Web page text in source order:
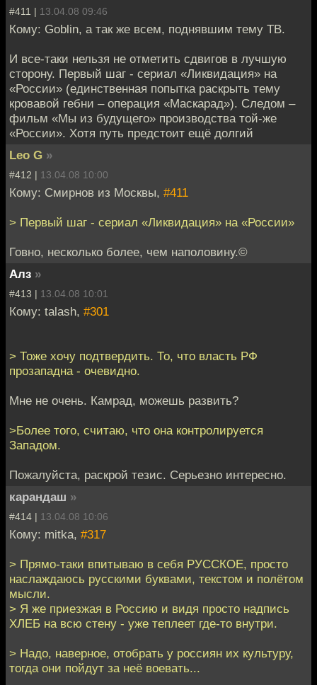
#411 | 13.04.08 09:46
Кому: Goblin, а так же всем, поднявшим тему ТВ.
И все-таки нельзя не отметить сдвигов в лучшую
сторону. Первый шаг - сериал «Ликвидация» на
«России» (единственная попытка раскрыть тему
кровавой гебни – операция «Маскарад»). Следом –
фильм «Мы из будущего» производства той-же
«России». Хотя путь предстоит ещё долгий
Leo G »
#412 | 13.04.08 10:00
Кому: Смирнов из Москвы, #411
> Первый шаг - сериал «Ликвидация» на «России»
Говно, несколько более, чем наполовину.©
Алз »
#413 | 13.04.08 10:01
Кому: talash, #301
> Тоже хочу подтвердить. То, что власть РФ
прозападна - очевидно.
Мне не очень. Камрад, можешь развить?
>Более того, считаю, что она контролируется
Западом.
Пожалуйста, раскрой тезис. Серьезно интересно.
карандаш »
#414 | 13.04.08 10:06
Кому: mitka, #317
> Прямо-таки впитываю в себя РУССКОЕ, просто
наслаждаюсь русскими буквами, текстом и полётом
мысли.
> Я же приезжая в Россию и видя просто надпись
ХЛЕБ на всю стену - уже теплеет где-то внутри.
> Надо, наверное, отобрать у россиян их культуру,
тогда они пойдут за неё воевать...